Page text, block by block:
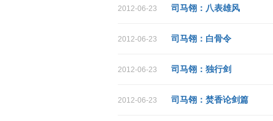
2012-06-23 司马翎：八表雄风
2012-06-23 司马翎：白骨令
2012-06-23 司马翎：独行剑
2012-06-23 司马翎：焚香论剑篇